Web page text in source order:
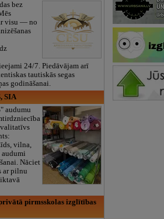
bez
visu — no
24/7. Piedāvājam arī
tautiskās segas
godināšanai.
SIA
audumu
vilna,
Nāciet
ar pilnu
pirmsskolas izglītības